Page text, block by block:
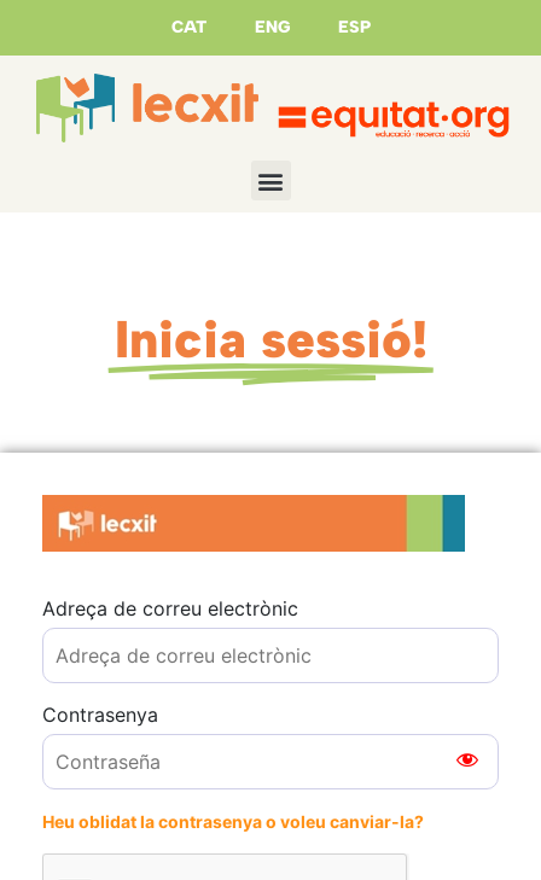
CAT ENG ESP
Inicia sessió!
Adreça de correu electrònic
Contrasenya
Heu oblidat la contrasenya o voleu canviar-la?